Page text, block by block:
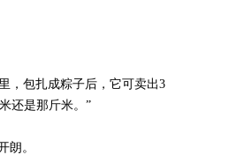
，包扎成粽子后，它可卖出3
还是那斤米。”
朗。